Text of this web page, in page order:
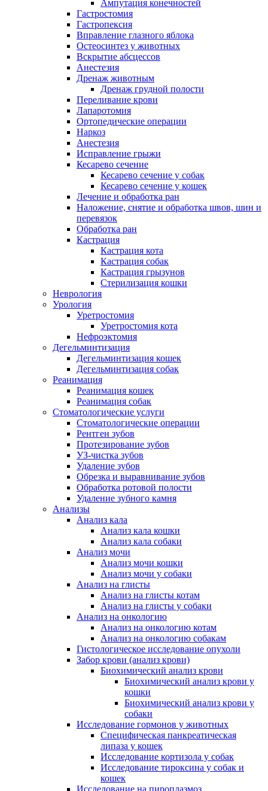
Ампутация конечностей
Гастростомия
Гастропексия
Вправление глазного яблока
Остеосинтез у животных
Вскрытие абсцессов
Анестезия
Дренаж животным
Дренаж грудной полости
Переливание крови
Лапаротомия
Ортопедические операции
Наркоз
Анестезия
Исправление грыжи
Кесарево сечение
Кесарево сечение у собак
Кесарево сечение у кошек
Лечение и обработка ран
Наложение, снятие и обработка швов, шин и
перевязок
Обработка ран
Кастрация
Кастрация кота
Кастрация собак
Кастрация грызунов
Стерилизация кошки
Неврология
Урология
Уретростомия
Уретростомия кота
Нефроэктомия
Дегельминтизация
Дегельминтизация кошек
Дегельминтизация собак
Реанимация
Реанимация кошек
Реанимация собак
Стоматологические услуги
Стоматологические операции
Рентген зубов
Протезирование зубов
УЗ-чистка зубов
Удаление зубов
Обрезка и выравнивание зубов
Обработка ротовой полости
Удаление зубного камня
Анализы
Анализ кала
Анализ кала кошки
Анализ кала собаки
Анализ мочи
Анализ мочи кошки
Анализ мочи у собаки
Анализ на глисты
Анализ на глисты котам
Анализ на глисты у собаки
Анализ на онкологию
Анализ на онкологию котам
Анализ на онкологию собакам
Гистологическое исследование опухоли
Забор крови (анализ крови)
Биохимический анализ крови
Биохимический анализ крови у
кошки
Биохимический анализ крови у
собаки
Исследование гормонов у животных
Специфическая панкреатическая
липаза у кошек
Исследование кортизола у собак
Исследование тироксина у собак и
кошек
Исследование на пироплазмоз